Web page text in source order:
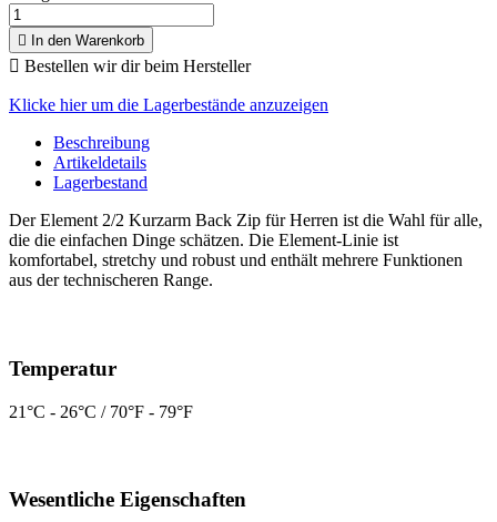
 In den Warenkorb
 Bestellen wir dir beim Hersteller
Klicke hier um die Lagerbestände anzuzeigen
Beschreibung
Artikeldetails
Lagerbestand
Der Element 2/2 Kurzarm Back Zip für Herren ist die Wahl für alle,
die die einfachen Dinge schätzen. Die Element-Linie ist
komfortabel, stretchy und robust und enthält mehrere Funktionen
aus der technischeren Range.
Temperatur
21°C - 26°C / 70°F - 79°F
Wesentliche Eigenschaften